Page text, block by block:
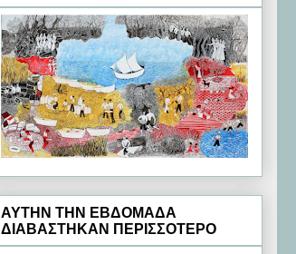
ΑΥΤΗΝ ΤΗΝ ΕΒΔΟΜΑΔΑ
ΔΙΑΒΑΣΤΗΚΑΝ ΠΕΡΙΣΣΟΤΕΡΟ